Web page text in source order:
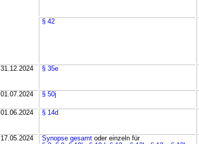
§ 42
31.12.2024
§ 35e
01.07.2024
§ 50j
01.06.2024
§ 14d
17.05.2024
Synopse gesamt oder einzeln für